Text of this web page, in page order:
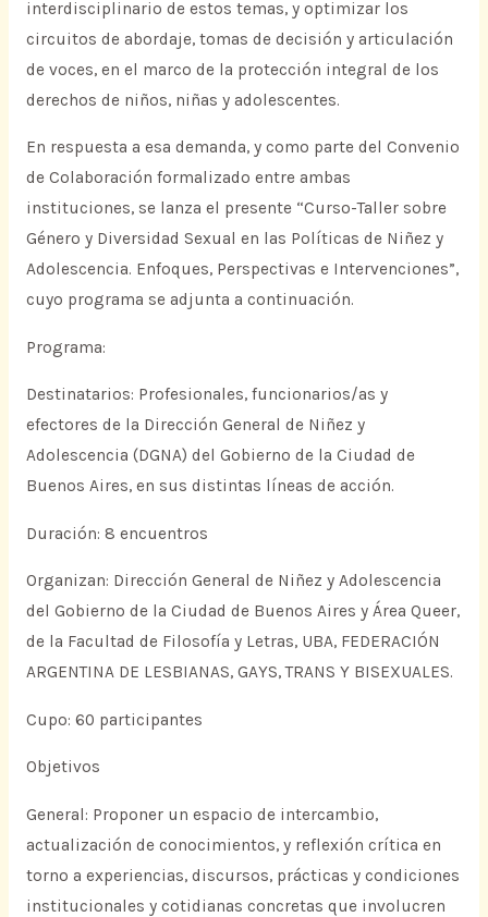
interdisciplinario de estos temas, y optimizar los
circuitos de abordaje, tomas de decisión y articulación
de voces, en el marco de la protección integral de los
derechos de niños, niñas y adolescentes.
En respuesta a esa demanda, y como parte del Convenio
de Colaboración formalizado entre ambas
instituciones, se lanza el presente “Curso-Taller sobre
Género y Diversidad Sexual en las Políticas de Niñez y
Adolescencia. Enfoques, Perspectivas e Intervenciones”,
cuyo programa se adjunta a continuación.
Programa:
Destinatarios: Profesionales, funcionarios/as y
efectores de la Dirección General de Niñez y
Adolescencia (DGNA) del Gobierno de la Ciudad de
Buenos Aires, en sus distintas líneas de acción.
Duración: 8 encuentros
Organizan: Dirección General de Niñez y Adolescencia
del Gobierno de la Ciudad de Buenos Aires y Área Queer,
de la Facultad de Filosofía y Letras, UBA, FEDERACIÓN
ARGENTINA DE LESBIANAS, GAYS, TRANS Y BISEXUALES.
Cupo: 60 participantes
Objetivos
General: Proponer un espacio de intercambio,
actualización de conocimientos, y reflexión crítica en
torno a experiencias, discursos, prácticas y condiciones
institucionales y cotidianas concretas que involucren